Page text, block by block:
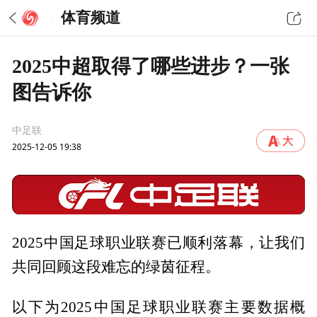
体育频道
2025中超取得了哪些进步？一张
图告诉你
中足联
2025-12-05 19:38
2025中国足球职业联赛已顺利落幕，让我们
共同回顾这段难忘的绿茵征程。
以下为2025中国足球职业联赛主要数据概